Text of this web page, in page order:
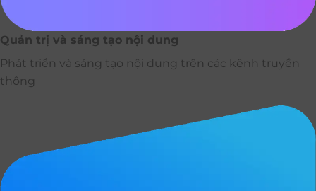
Quản trị và sáng tạo nội dung
Phát triển và sáng tạo nội dung trên các kênh truyền
thông